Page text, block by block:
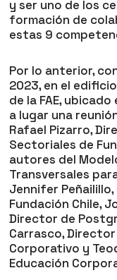
y ser uno de los
formación de
estas 9
Por lo anterior,
2023, en el
de la FAE,
a lugar una
Rafael Pizarro,
Sectoriales de
autores del
Transversales
Jennifer
Fundación Chile,
Director de
Carrasco,
Corporativo y
Educación